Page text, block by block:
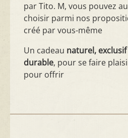
par Tito. M, vous pouvez
choisir parmi nos
créé par vous-même
Un cadeau naturel,
durable, pour se faire
pour offrir